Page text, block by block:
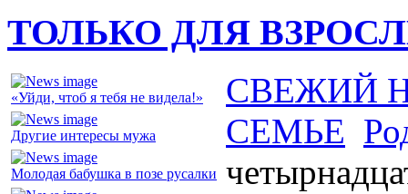
ТОЛЬКО ДЛЯ
«Уйди, чтоб я тебя не видела!»
Другие интересы мужа
Молодая бабушка в позе русалки
СВЕЖИЙ
СЕМЬЕ